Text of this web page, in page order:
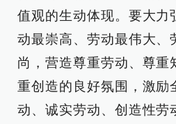
值观的生动体现。要大力
动最崇高、劳动最伟大、
尚，营造尊重劳动、尊重
重创造的良好氛围，激励
动、诚实劳动、创造性劳